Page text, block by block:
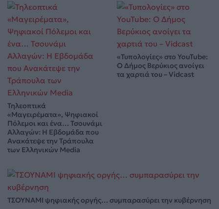
Τηλεοπτικά
«Μαγειρέματα», Ψηφιακοί
Πόλεμοι και ένα… Τσουνάμι
Αλλαγών: Η Εβδομάδα που
Ανακάτεψε την Τράπουλα
των Ελληνικών Media
«Τυπολογίες» στο YouTube:
Ο Δήμος Βερύκιος ανοίγει
τα χαρτιά του – Vidcast
ΤΣΟΥΝΑΜΙ ψηφιακής οργής… συμπαρασύρει την κυβέρνηση